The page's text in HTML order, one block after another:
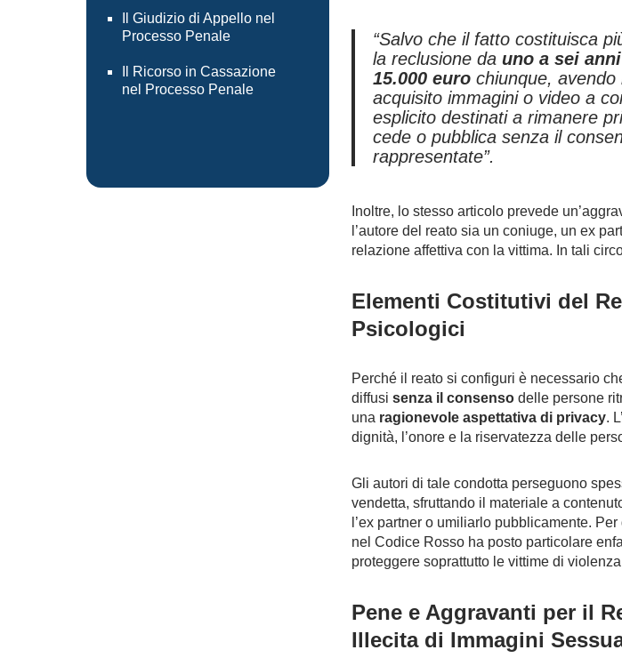
Il Giudizio di Appello nel
Processo Penale
Il Ricorso in Cassazione
nel Processo Penale
“Salvo che il fatto costituisca
la reclusione da uno a sei anni
15.000 eurochiunque, avendo
acquisito immagini o video a
esplicito destinati a rimanere
cede o pubblica senza il
rappresentate”.
Inoltre, lo stesso articolo prevede
l’autore del reato sia un coniuge, un ex
relazione affettiva con la vittima. In tali
Elementi Costitutivi del
Psicologici
Perché il reato si configuri è necessario
diffusi senza il consensodelle persone
una ragionevole aspettativa di privacy.
dignità, l’onore e la riservatezza delle
Gli autori di tale condotta perseguono
vendetta, sfruttando il materiale a
l’ex partner o umiliarlo pubblicamente.
nel Codice Rosso ha posto particolare
proteggere soprattutto le vittime di
Pene e Aggravanti per il
Illecita di Immagini